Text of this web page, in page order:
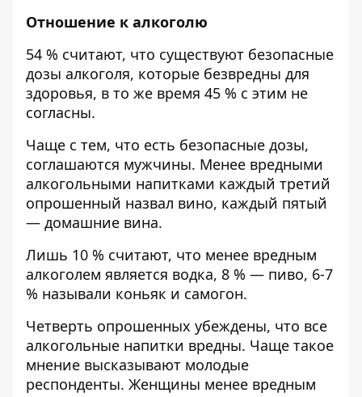
Отношение к алкоголю
54 % считают, что существуют безопасные
дозы алкоголя, которые безвредны для
здоровья, в то же время 45 % с этим не
согласны.
Чаще с тем, что есть безопасные дозы,
соглашаются мужчины. Менее вредными
алкогольными напитками каждый третий
опрошенный назвал вино, каждый пятый
— домашние вина.
Лишь 10 % считают, что менее вредным
алкоголем является водка, 8 % — пиво, 6-7
% называли коньяк и самогон.
Четверть опрошенных убеждены, что все
алкогольные напитки вредны. Чаще такое
мнение высказывают молодые
респонденты. Женщины менее вредным